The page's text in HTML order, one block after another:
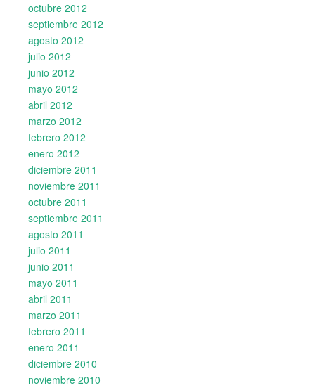
octubre 2012
septiembre 2012
agosto 2012
julio 2012
junio 2012
mayo 2012
abril 2012
marzo 2012
febrero 2012
enero 2012
diciembre 2011
noviembre 2011
octubre 2011
septiembre 2011
agosto 2011
julio 2011
junio 2011
mayo 2011
abril 2011
marzo 2011
febrero 2011
enero 2011
diciembre 2010
noviembre 2010